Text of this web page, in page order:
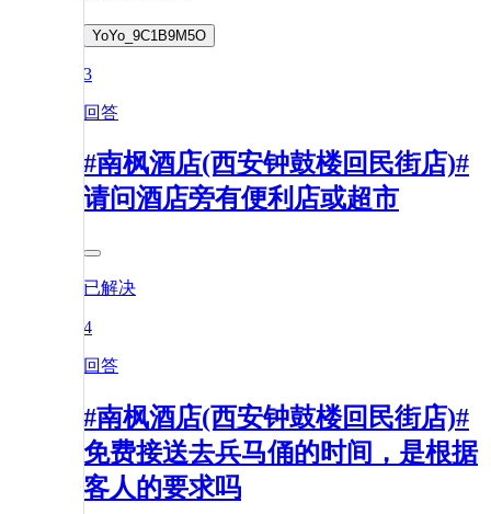
YoYo_9C1B9M5O
3
回答
#南枫酒店(西安钟鼓楼回民街店)#
请问酒店旁有便利店或超市
已解决
4
回答
#南枫酒店(西安钟鼓楼回民街店)#
免费接送去兵马俑的时间，是根据
客人的要求吗